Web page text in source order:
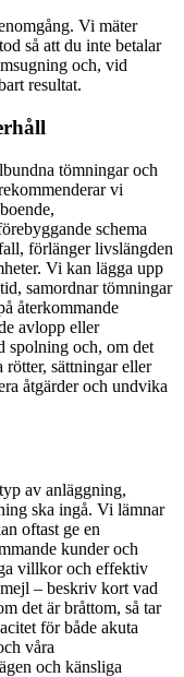
Vi mäter
så att du inte betalar
och, vid
resultat.
tömningar och
vi
schema
förlänger livslängden
Vi kan lägga upp
samordnar tömningar
återkommande
avlopp eller
spolning och, om det
sättningar eller
åtgärder och undvika
av anläggning,
ska ingå. Vi lämnar
oftast ge en
kunder och
villkor och effektiv
– beskriv kort vad
det är bråttom, så tar
för både akuta
våra
och känsliga